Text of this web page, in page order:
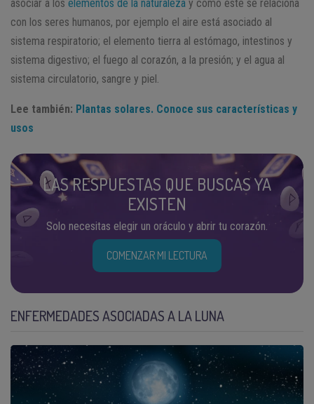
asociar a los elementos de la naturaleza y como éste se relaciona
con los seres humanos, por ejemplo el aire está asociado al
sistema respiratorio; el elemento tierra al estómago, intestinos y
sistema digestivo; el fuego al corazón, a la presión; y el agua al
sistema circulatorio, sangre y piel.
Lee también: Plantas solares. Conoce sus características y
usos
LAS RESPUESTAS QUE BUSCAS YA
EXISTEN
Solo necesitas elegir un oráculo y abrir tu corazón.
COMENZAR MI LECTURA
ENFERMEDADES ASOCIADAS A LA LUNA